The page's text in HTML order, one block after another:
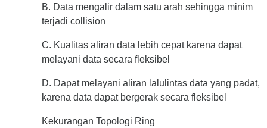
B. Data mengalir dalam satu arah sehingga minim
terjadi collision
C. Kualitas aliran data lebih cepat karena dapat
melayani data secara fleksibel
D. Dapat melayani aliran lalulintas data yang padat,
karena data dapat bergerak secara fleksibel
Kekurangan Topologi Ring